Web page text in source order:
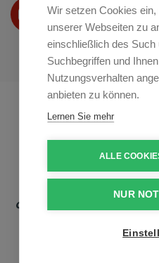
Wir setzen Cookies
unserer Webseiten zu
einschließlich des Such
Suchbegriffen und
Nutzungsverhalten
anbieten zu können.
Lernen Sie mehr
ALLE
NUR
Wir präsentieren Ihre
Youtube
Profikuchar.sk